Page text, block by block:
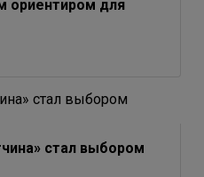
ориентиром для
стал выбором